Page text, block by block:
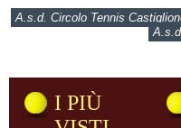
A.s.d. Circolo Tennis
I PIÙ